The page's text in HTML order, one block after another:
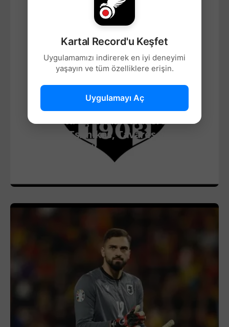
FUTBOL
Beşiktaş’ta Üç Koldan Transfer
Harekâtı: Tsimikas, Tavares ve
Mamardashvili!
Kartal Record'u Keşfet
Uygulamamızı indirerek en iyi deneyimi
yaşayın ve tüm özelliklere erişin.
Uygulamayı Aç